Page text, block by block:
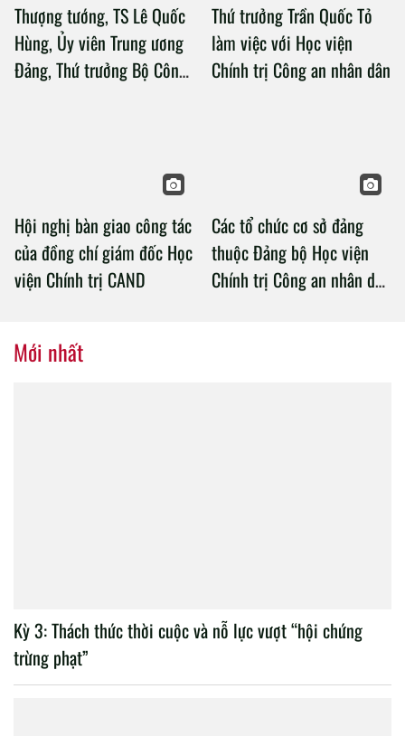
Thượng tướng, TS Lê Quốc
Hùng, Ủy viên Trung ương
Đảng, Thứ trưởng Bộ Công
Thứ trưởng Trần Quốc Tỏ
làm việc với Học viện
Chính trị Công an nhân dân
Hội nghị bàn giao công tác
của đồng chí giám đốc Học
viện Chính trị CAND
Các tổ chức cơ sở đảng
thuộc Đảng bộ Học viện
Chính trị Công an nhân dân
Mới nhất
Kỳ 3: Thách thức thời cuộc và nỗ lực vượt “hội chứng
trừng phạt”